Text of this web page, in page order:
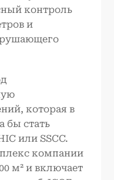
контроль
и
которая в
бы стать
или SSCC.
компании
м² и включает